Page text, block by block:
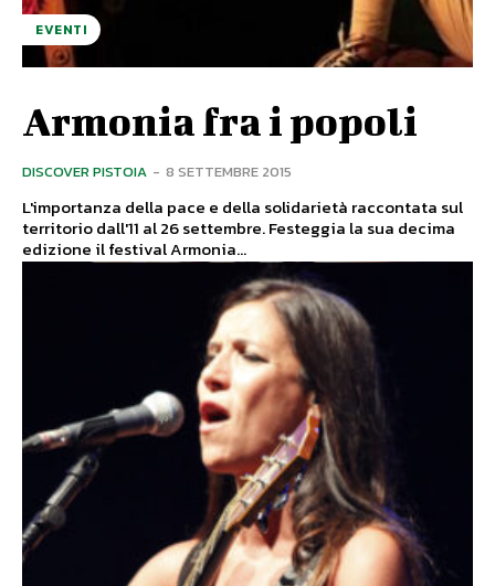
EVENTI
Armonia fra i popoli
DISCOVER PISTOIA - 8 SETTEMBRE 2015
L'importanza della pace e della solidarietà raccontata sul
territorio dall'11 al 26 settembre. Festeggia la sua decima
edizione il festival Armonia...